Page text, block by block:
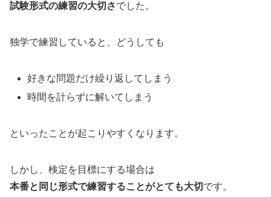
試験形式の練習の大切さでした。
独学で練習していると、どうしても
好きな問題だけ繰り返してしまう
時間を計らずに解いてしまう
といったことが起こりやすくなります。
しかし、検定を目標にする場合は
本番と同じ形式で練習することがとても大切 です。